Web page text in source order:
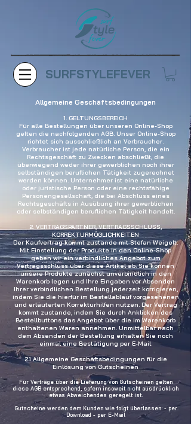
SURFSTYLEFEVER
Allgemeine Geschäftsbedingungen
1. GELTUNGSBEREICH
Für alle Bestellungen über unseren Online-Shop
gelten die nachfolgenden AGB. Unser Online-Shop
richtet sich ausschließlich an Verbraucher.
Verbraucher ist jede natürliche Person, die ein
Rechtsgeschäft zu Zwecken abschließt, die
überwiegend weder ihrer gewerblichen noch ihrer
selbständigen beruflichen Tätigkeit zugerechnet
werden können. Unternehmer ist eine natürliche
oder juristische Person oder eine rechtsfähige
Personengesellschaft, die bei Abschluss eines
Rechtsgeschäfts in Ausübung ihrer gewerblichen
oder selbständigen beruflichen Tätigkeit handelt.
2. VERTRAGSPARTNER, VERTRAGSSCHLUSS,
KORREKTURMÖGLICHKEITEN
Der Kaufvertrag kommt zustande mit Stefan Weigelt.
Mit Einstellung der Produkte in den Online-Shop
geben wir ein verbindliches Angebot zum
Vertragsschluss über diese Artikel ab. Sie können
unsere Produkte zunächst unverbindlich in den
Warenkorb legen und Ihre Eingaben vor Absenden
Ihrer verbindlichen Bestellung jederzeit korrigieren,
indem Sie die hierfür im Bestellablauf vorgesehenen
und erläuterten Korrekturhilfen nutzen. Der Vertrag
kommt zustande, indem Sie durch Anklicken des
Bestellbuttons das Angebot über die im Warenkorb
enthaltenen Waren annehmen. Unmittelbar nach
dem Absenden der Bestellung erhalten Sie noch
einmal eine Bestätigung per E-Mail.
2.1Allgemeine Geschäftsbedingungen für die
Einlösung von Gutscheinen
Für Verträge über die Lieferung von Gutscheinen gelten
diese AGB entsprechend, sofern insoweit nicht ausdrücklich
etwas Abweichendes geregelt ist.
Gutscheine werden dem Kunden wie folgt überlassen: - per
Download - per E-Mail